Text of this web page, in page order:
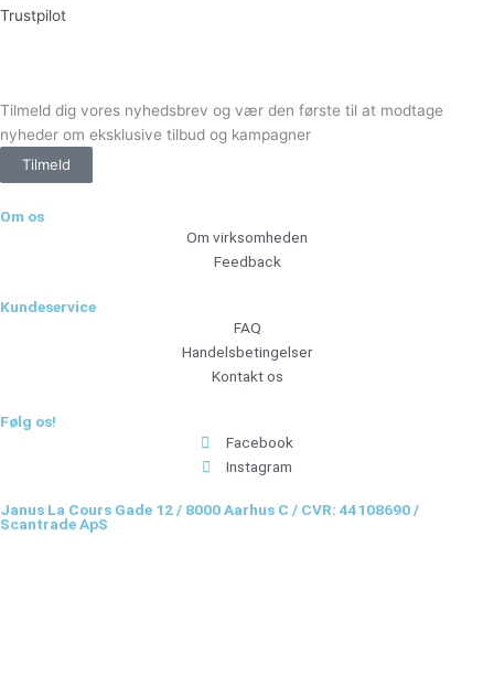
Trustpilot
Tilmeld dig vores nyhedsbrev og vær den første til at modtage
nyheder om eksklusive tilbud og kampagner
Tilmeld
Om os
Om virksomheden
Feedback
Kundeservice
FAQ
Handelsbetingelser
Kontakt os
Følg os!
Facebook
Instagram
Janus La Cours Gade 12 / 8000 Aarhus C / CVR: 44108690 /
Scantrade ApS